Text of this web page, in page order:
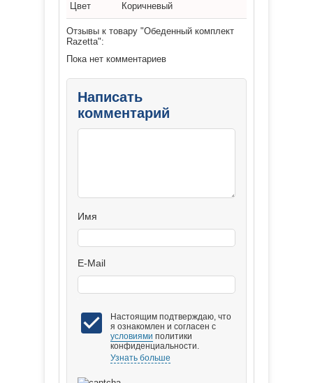
Цвет Коричневый
Отзывы к товару "Обеденный комплект
Razetta":
Пока нет комментариев
Написать
комментарий
Имя
E-Mail
Настоящим подтверждаю, что
я ознакомлен и согласен с
условиями политики
конфиденциальности.
Узнать больше